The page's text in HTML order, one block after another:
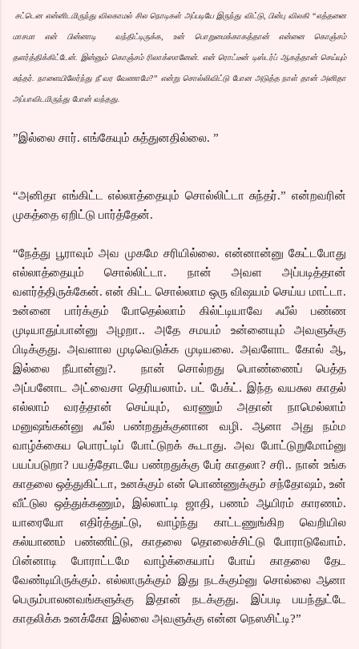
சட்டென என்னிடமிருந்து விலகாமல் சில நொடிகள் அப்படியே இருந்து விட்டு, பின்பு விலகி “எத்தனை
மாசமா என் பின்னாடி வந்திட்டிருக்க, உன் பொறுமைக்காகத்தான் என்னை கொஞ்சம்
தளர்த்திக்கிட்டேன். இன்னும் கொஞ்சம் ரிலாக்ஸானேன். என் ரொட்டீன் டிஸ்டர்ப் ஆகத்தான் செய்யும்
சுந்தர். நாளையிலேர்ந்து நீ வர வேணாமே?” என்று சொல்லிவிட்டு போன அடுத்த நாள் தான் அனிதா
அப்பாவிடமிருந்து போன் வந்தது.
”இல்லை சார். எங்கேயும் சுத்துனதில்லை. ”
“அனிதா எங்கிட்ட எல்லாத்தையும் சொல்லிட்டா சுந்தர்.” என்றவரின்
முகத்தை ஏறிட்டு பார்த்தேன்.
“நேத்து பூராவும் அவ முகமே சரியில்லை. என்னான்னு கேட்டபோது
எல்லாத்தையும் சொல்லிட்டா. நான் அவள அப்படித்தான்
வளர்த்திருக்கேன். என் கிட்ட சொல்லாம ஒரு விஷயம் செய்ய மாட்டா.
உன்னை பார்க்கும் போதெல்லாம் கில்ட்டியாவே ஃபீல் பண்ண
முடியாதுப்பான்னு அழறா.. அதே சமயம் உன்னையும் அவளுக்கு
பிடிக்குது. அவளால முடிவெடுக்க முடியலை. அவளோட கோல் ஆ,
இல்லை நீயான்னு?. நான் சொல்றது பொண்ணைப் பெத்த
அப்பனோட அட்வைசா தெரியலாம். பட் பேக்ட். இந்த வயசுல காதல்
எல்லாம் வரத்தான் செய்யும், வரணும் அதான் நாமெல்லாம்
மனுஷங்கன்னு ஃபீல் பண்றதுக்குனான வழி. ஆனா அது நம்ம
வாழ்க்கைய பொரட்டிப் போட்டுறக் கூடாது. அவ போட்டுறுமோம்னு
பயப்படுறா? பயத்தோடயே பண்றதுக்கு பேர் காதலா? சரி.. நான் உங்க
காதலை ஒத்துகிட்டா, உனக்கும் என் பொண்ணுக்கும் சந்தோஷம், உன்
வீட்டுல ஒத்துக்கணும், இல்லாட்டி ஜாதி, பணம் ஆயிரம் காரணம்.
யாரையோ எதிர்த்துட்டு, வாழ்ந்து காட்டணுங்கிற வெறியில
கல்யாணம் பண்ணிட்டு, காதலை தொலைச்சிட்டு போராடுவோம்.
பின்னாடி போராட்டமே வாழ்க்கையாப் போய் காதலை தேட
வேண்டியிருக்கும். எல்லாருக்கும் இது நடக்கும்னு சொல்லை ஆனா
பெரும்பாலனவங்களுக்கு இதான் நடக்குது. இப்படி பயந்துட்டே
காதலிக்க உனக்கோ இல்லை அவளுக்கு என்ன நெஸசிட்டி?”